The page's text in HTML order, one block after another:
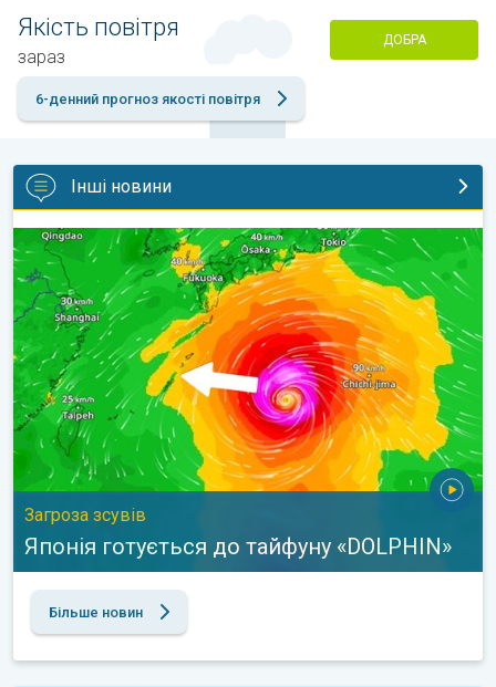
Якість повітря
зараз
ДОБРА
6-денний прогноз якості повітря
Інші новини
Японія готується до тайфуну «DOLPHIN». Загроза зсувів. . .
Загроза зсувів
Японія готується до тайфуну «DOLPHIN»
Більше новин